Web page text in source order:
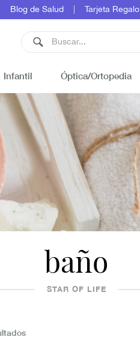
Blog de Salud Tarjeta Regalo
Infantil Óptica/Ortopedia
baño
STAR OF LIFE